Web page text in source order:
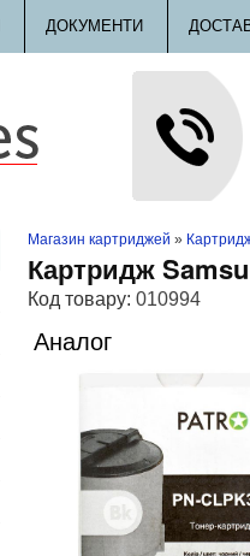
ДОКУМЕНТИ
Магазин картриджей »
Картридж
Код товару: 010994
Аналог